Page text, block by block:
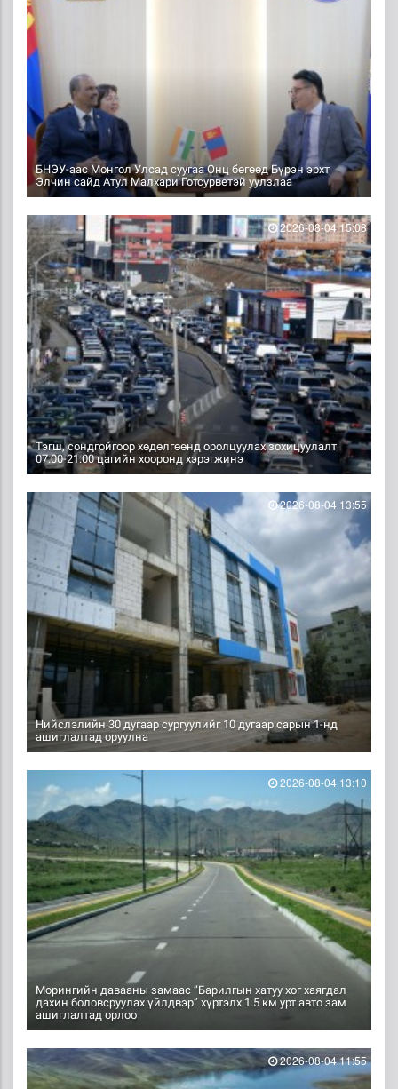
БНЭУ-аас Монгол Улсад суугаа Онц бөгөөд Бүрэн эрхт
Элчин сайд Атул Малхари Готсурветэй уулзлаа
Тэгш, сондгойгоор хөдөлгөөнд оролцуулах зохицуулалт
07:00-21:00 цагийн хооронд хэрэгжинэ
2026-08-04 15:08
Нийслэлийн 30 дугаар сургуулийг 10 дугаар сарын 1-нд
ашиглалтад оруулна
2026-08-04 13:55
Морингийн давааны замаас “Барилгын хатуу хог хаягдал
дахин боловсруулах үйлдвэр” хүртэлх 1.5 км урт авто зам
ашиглалтад орлоо
2026-08-04 13:10
2026-08-04 11:55